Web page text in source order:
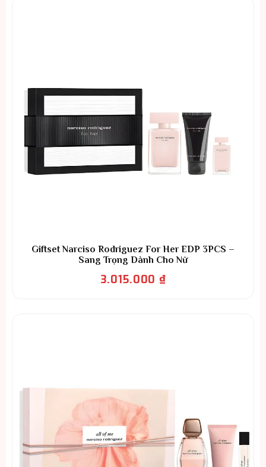
Giftset Narciso Rodriguez For Her EDP 3PCS –
Sang Trọng Dành Cho Nữ
3.015.000 ₫